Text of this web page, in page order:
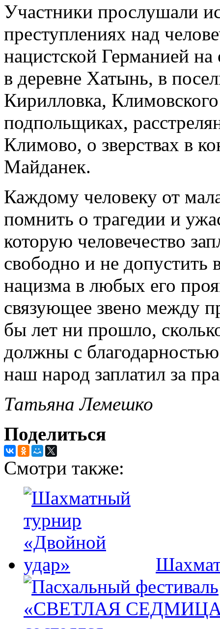
Участники прослушали
преступлениях над
нацистской Германией
в деревне Хатынь, в
Кирилловка,
подпольщиках,
Климово, о зверствах в
Майданек.
Каждому человеку от
помнить о трагедии и
которую человечество
свободно и не
нацизма в любых его
связующее звено между
бы лет ни прошло,
должны с
наш народ заплатил за
Татьяна Лемешко
Поделиться
Смотри также: